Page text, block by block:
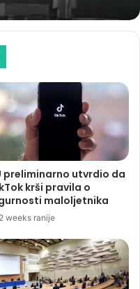
preliminarno utvrdio da
krši pravila o
maloljetnika
2 weeks ranije